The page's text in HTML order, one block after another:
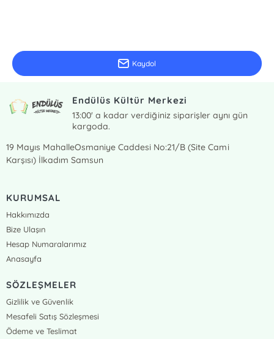
Kaydol
Endülüs Kültür Merkezi
13:00' a kadar verdiğiniz siparişler aynı gün
kargoda.
19 Mayıs MahalleOsmaniye Caddesi No:21/B (Site Cami
Karşısı) İlkadım Samsun
KURUMSAL
Hakkımızda
Bize Ulaşın
Hesap Numaralarımız
Anasayfa
SÖZLEŞMELER
Gizlilik ve Güvenlik
Mesafeli Satış Sözleşmesi
Ödeme ve Teslimat